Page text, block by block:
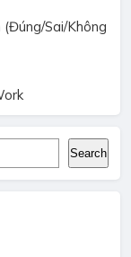
Sai/Không
Search